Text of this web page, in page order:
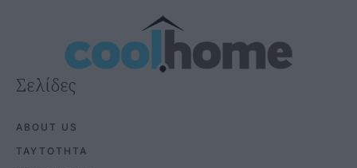
Σελίδες
ABOUT US
ΤΑΥΤΟΤΗΤΑ